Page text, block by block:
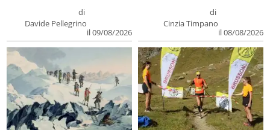
di
Davide Pellegrino
il 09/08/2026
di
Cinzia Timpano
il 08/08/2026